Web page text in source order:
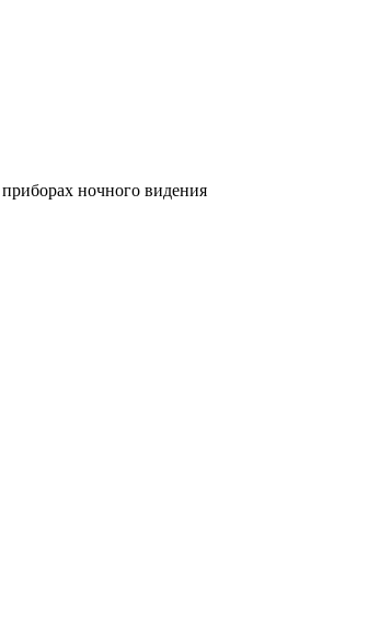
ночного видения